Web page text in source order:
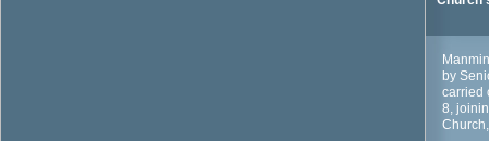
by
carried
8,